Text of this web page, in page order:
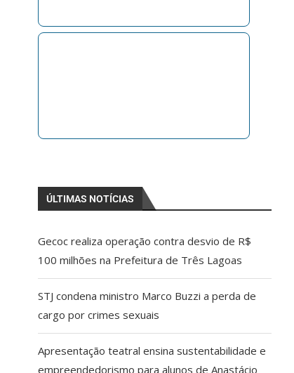
ÚLTIMAS NOTÍCIAS
Gecoc realiza operação contra desvio de R$
100 milhões na Prefeitura de Três Lagoas
STJ condena ministro Marco Buzzi a perda de
cargo por crimes sexuais
Apresentação teatral ensina sustentabilidade e
empreendedorismo para alunos de Anastácio